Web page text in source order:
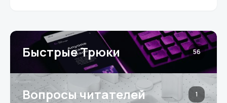
Быстрые Трюки 56
Вопросы читателей 1